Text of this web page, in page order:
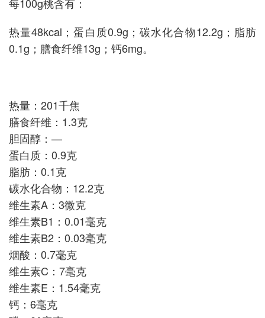
热量48kcal；蛋白质0.9g；碳水化合物12.2g；脂肪
0.1g；膳食纤维13g；钙6mg。
热量：201千焦
膳食纤维：1.3克
胆固醇：—
蛋白质：0.9克
脂肪：0.1克
碳水化合物：12.2克
维生素A：3微克
维生素B1：0.01毫克
维生素B2：0.03毫克
烟酸：0.7毫克
维生素C：7毫克
维生素E：1.54毫克
钙：6毫克